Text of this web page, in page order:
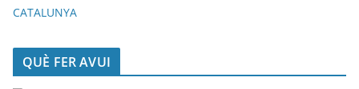
QUÈ FER AVUI